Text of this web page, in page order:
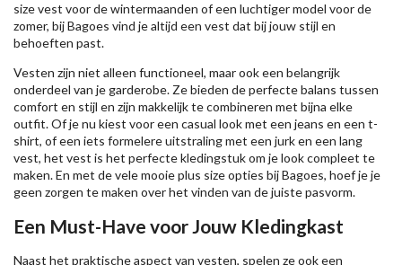
size vest voor de wintermaanden of een luchtiger model voor de
zomer, bij Bagoes vind je altijd een vest dat bij jouw stijl en
behoeften past.
Vesten zijn niet alleen functioneel, maar ook een belangrijk
onderdeel van je garderobe. Ze bieden de perfecte balans tussen
comfort en stijl en zijn makkelijk te combineren met bijna elke
outfit. Of je nu kiest voor een casual look met een jeans en een t-
shirt, of een iets formelere uitstraling met een jurk en een lang
vest, het vest is het perfecte kledingstuk om je look compleet te
maken. En met de vele mooie plus size opties bij Bagoes, hoef je je
geen zorgen te maken over het vinden van de juiste pasvorm.
Een Must-Have voor Jouw Kledingkast
Naast het praktische aspect van vesten, spelen ze ook een